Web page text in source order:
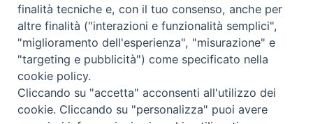
finalità tecniche e, con il tuo consenso, anche per
altre finalità ("interazioni e funzionalità semplici",
"miglioramento dell'esperienza", "misurazione" e
"targeting e pubblicità") come specificato nella
cookie policy.
Cliccando su "accetta" acconsenti all'utilizzo dei
cookie. Cliccando su "personalizza" puoi avere